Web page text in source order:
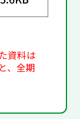
資料は
、全期